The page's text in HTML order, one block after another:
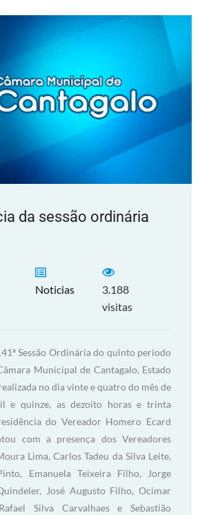
da sessão ordinária
Noticias
3.188
visitas
Sessão Ordinária do quinto período
Municipal de Cantagalo, Estado
no dia vinte e quatro do mês de
e quinze, as dezoito horas e trinta
do Vereador Homero Ecard
com a presença dos Vereadores
Lima, Carlos Tadeu da Silva Leite,
Emanuela Teixeira Filho, Jorge
José Augusto Filho, Ocimar
Silva Carvalhaes e Sebastião